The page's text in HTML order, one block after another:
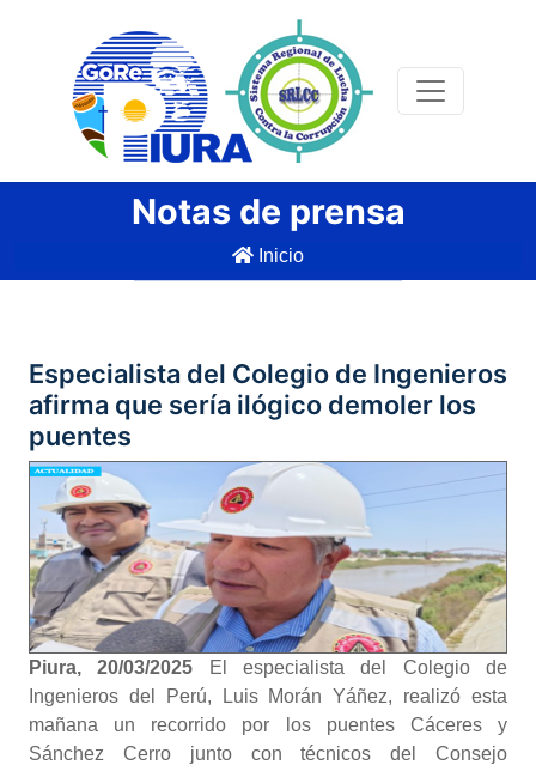
Notas de prensa
Inicio
Especialista del Colegio de Ingenieros
afirma que sería ilógico demoler los
puentes
Piura, 20/03/2025
El especialista del Colegio de
Ingenieros del Perú, Luis Morán Yáñez, realizó esta
mañana un recorrido por los puentes Cáceres y
Sánchez Cerro junto con técnicos del Consejo